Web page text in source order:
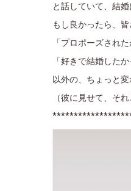
と話していて、結
もし良かったら、
「プロポーズされた
「好きで結婚したか
以外の、ちょっと
（彼に見せて、そ